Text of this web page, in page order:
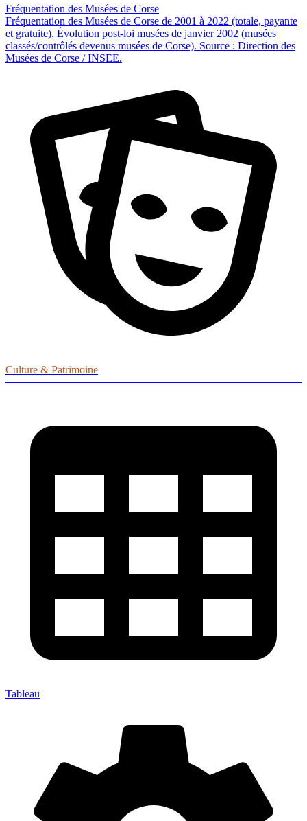
Fréquentation des Musées de Corse
Fréquentation des Musées de Corse de 2001 à 2022 (totale, payante
et gratuite). Évolution post-loi musées de janvier 2002 (musées
classés/contrôlés devenus musées de Corse). Source : Direction des
Musées de Corse / INSEE.
Culture & Patrimoine
Tableau